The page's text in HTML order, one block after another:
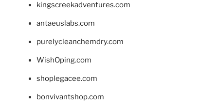
kingscreekadventures.com
antaeuslabs.com
purelycleanchemdry.com
WishOping.com
shoplegacee.com
bonvivantshop.com